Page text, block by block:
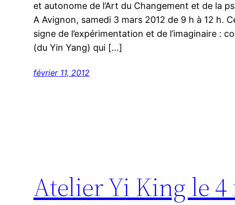
et autonome de l’Art du Changement et de la
A Avignon, samedi 3 mars 2012 de 9 h à 12 h.
signe de l’expérimentation et de l’imaginaire :
(du Yin Yang) qui […]
février 11, 2012
Atelier Yi King le